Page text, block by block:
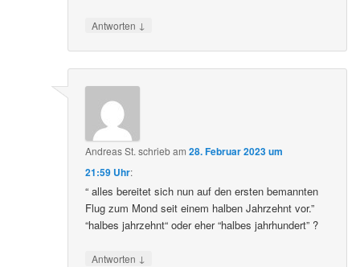
Antworten ↓
Andreas St. schriebam28. Februar 2023 um
21:59 Uhr:
“ alles bereitet sich nun auf den ersten bemannten
Flug zum Mond seit einem halben Jahrzehnt vor.”
“halbes jahrzehnt“ oder eher “halbes jahrhundert” ?
Antworten ↓